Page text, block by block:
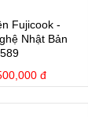
Nhật Bản
Fujicook -